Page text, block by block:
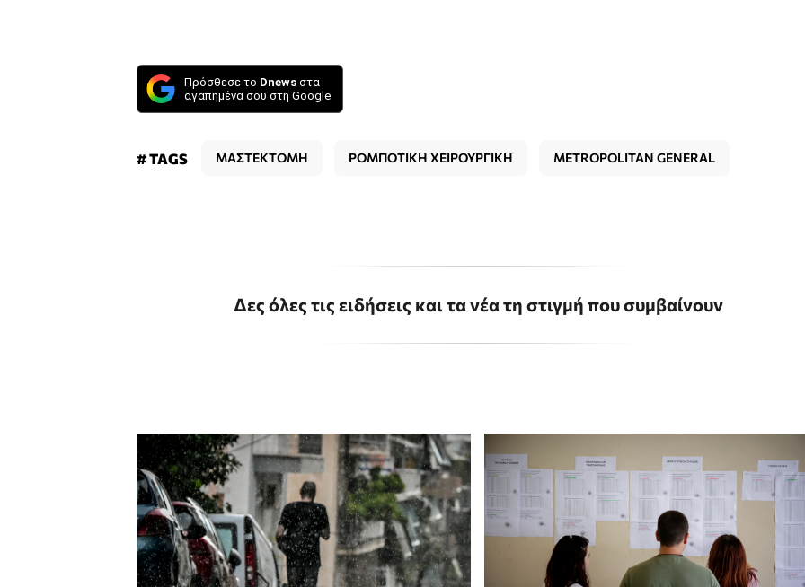
Πρόσθεσε το Dnews στα
αγαπημένα σου στη Google
# TAGS ΜΑΣΤΕΚΤΟΜΗ ΡΟΜΠΟΤΙΚΗ ΧΕΙΡΟΥΡΓΙΚΗ METROPOLITAN GENERAL
Δες όλες τις ειδήσεις και τα νέα τη στιγμή που συμβαίνουν